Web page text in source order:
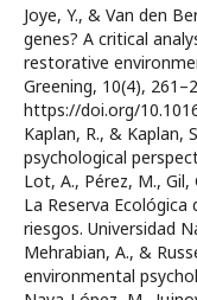
Joye, Y., & Van den
genes? A critical
restorative
Greening, 10(4),
https://doi.org/
Kaplan, R., & Kaplan,
psychological
Lot, A., Pérez, M., Gil,
La Reserva Ecológica
riesgos. Universidad
Mehrabian, A., &
environmental